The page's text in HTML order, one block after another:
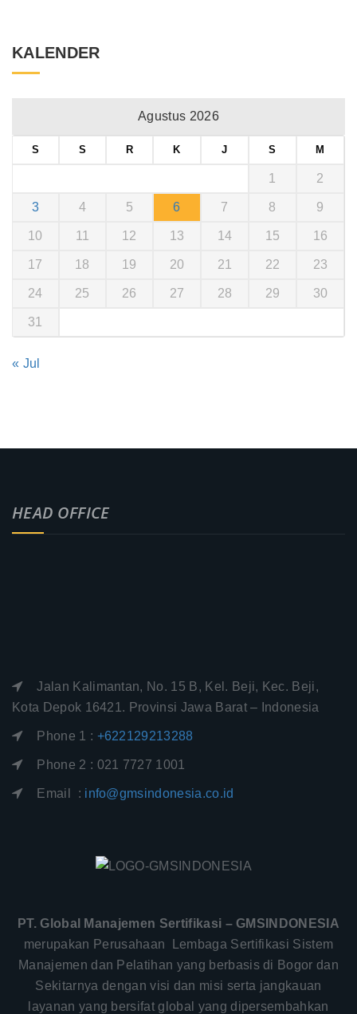
KALENDER
Agustus 2026
S S R K J S M
1 2
3 4 5 6 7 8 9
10 11 12 13 14 15 16
17 18 19 20 21 22 23
24 25 26 27 28 29 30
31
« Jul
HEAD OFFICE
Jalan Kalimantan, No. 15 B, Kel. Beji, Kec. Beji,
Kota Depok 16421. Provinsi Jawa Barat – Indonesia
Phone 1 : +622129213288
Phone 2 : 021 7727 1001
Email : info@gmsindonesia.co.id
PT. Global Manajemen Sertifikasi – GMSINDONESIA
merupakan Perusahaan Lembaga Sertifikasi Sistem
Manajemen dan Pelatihan yang berbasis di Bogor dan
Sekitarnya dengan visi dan misi serta jangkauan
layanan yang bersifat global yang dipersembahkan